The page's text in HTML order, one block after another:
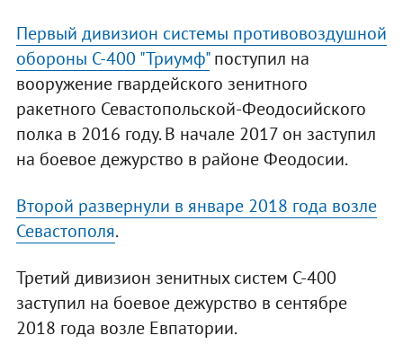
Первый дивизион системы противовоздушной
обороны С-400 "Триумф"поступил на
вооружение гвардейского зенитного
ракетного Севастопольской-Феодосийского
полка в 2016 году. В начале 2017 он заступил
на боевое дежурство в районе Феодосии.
Второй развернули в январе 2018 года возле
Севастополя.
Третий дивизион зенитных систем С-400
заступил на боевое дежурство в сентябре
2018 года возле Евпатории.